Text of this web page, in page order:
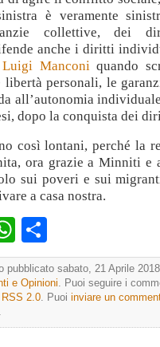
è veramente
collettive, dei
anche i diritti
Luigi Manconiquando
libertà personali, le
all’autonomia
dopo la conquista dei
così lontani, perché la
ora grazie a Minniti e
sui poveri e sui
a casa nostra.
WhatsApp
pubblicato sabato, 21 Aprile
e Opinioni . Puoi seguire i
RSS 2.0 . Puoi inviare un